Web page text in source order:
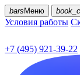
bars Меню
Условия работы
+7 (495) 921-39-22